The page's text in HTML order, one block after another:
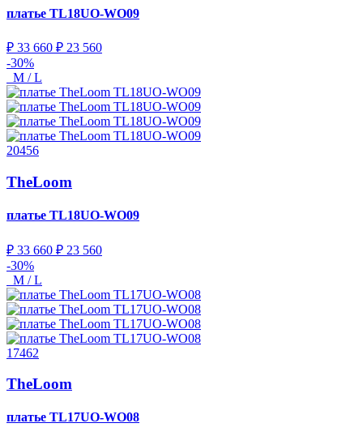
платье TL18UO-WO09
₽ 33 660 ₽ 23 560
-30%
M / L
20456
TheLoom
платье TL18UO-WO09
₽ 33 660 ₽ 23 560
-30%
M / L
17462
TheLoom
платье TL17UO-WO08